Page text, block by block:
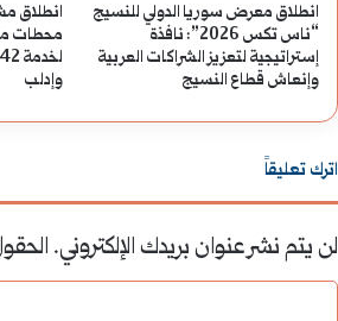
انطلاق معرض سوريا الدولي للنسيج
“ناس تكس 2026”: نافذة
إستراتيجية لتعزيز الشراكات العربية
وإنعاش قطاع النسيج
محطات
وإدلب
اترك تعليقاً
لن يتم نشر عنوان بريدك الإلكتروني.